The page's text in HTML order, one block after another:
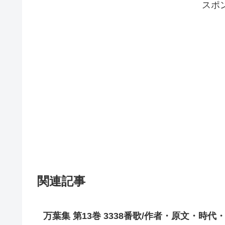
スポ
関連記事
万葉集 第13巻 3338番歌/作者・原文・時代